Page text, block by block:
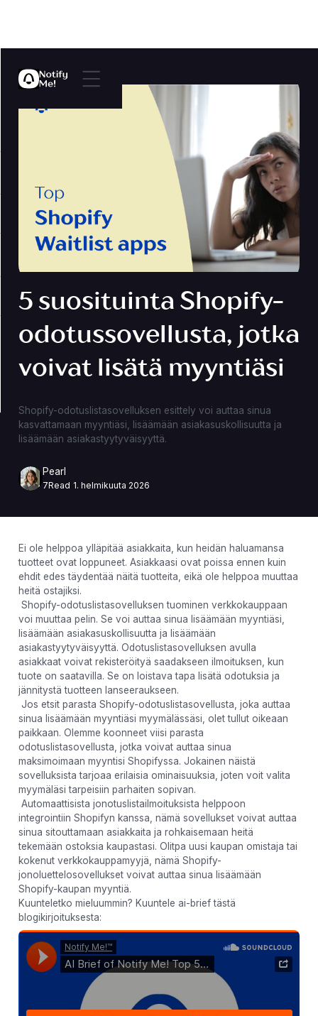
5 suosituinta Shopify-
odotussovellusta, jotka
voivat lisätä myyntiäsi
Shopify-odotuslistasovelluksen esittely voi auttaa sinua
kasvattamaan myyntiäsi, lisäämään asiakasuskollisuutta ja
lisäämään asiakastyytyväisyyttä.
Pearl
7Read 1. helmikuuta 2026
Ei ole helppoa ylläpitää asiakkaita, kun heidän haluamansa
tuotteet ovat loppuneet. Asiakkaasi ovat poissa ennen kuin
ehdit edes täydentää näitä tuotteita, eikä ole helppoa muuttaa
heitä ostajiksi.
Shopify-odotuslistasovelluksen tuominen verkkokauppaan
voi muuttaa pelin. Se voi auttaa sinua lisäämään myyntiäsi,
lisäämään asiakasuskollisuutta ja lisäämään
asiakastyytyväisyyttä. Odotuslistasovelluksen avulla
asiakkaat voivat rekisteröityä saadakseen ilmoituksen, kun
tuote on saatavilla. Se on loistava tapa lisätä odotuksia ja
jännitystä tuotteen lanseeraukseen.
Jos etsit parasta Shopify-odotuslistasovellusta, joka auttaa
sinua lisäämään myyntiäsi myymälässäsi, olet tullut oikeaan
paikkaan. Olemme koonneet viisi parasta
odotuslistasovellusta, jotka voivat auttaa sinua
maksimoimaan myyntisi Shopifyssa. Jokainen näistä
sovelluksista tarjoaa erilaisia ​​ominaisuuksia, joten voit valita
myymäläsi tarpeisiin parhaiten sopivan.
Automaattisista jonotuslistailmoituksista helppoon
integrointiin Shopifyn kanssa, nämä sovellukset voivat auttaa
sinua sitouttamaan asiakkaita ja rohkaisemaan heitä
tekemään ostoksia kaupastasi. Olitpa uusi kaupan omistaja tai
kokenut verkkokauppamyyjä, nämä Shopify-
jonoluettelosovellukset voivat auttaa sinua lisäämään
Shopify-kaupan myyntiä.
Kuunteletko mieluummin? Kuuntele ai-brief tästä
blogikirjoituksesta: